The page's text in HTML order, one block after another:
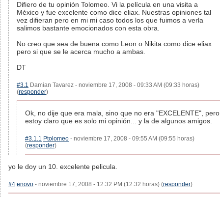
Difiero de tu opinión Tolomeo. Vi la película en una visita a
México y fue excelente como dice eliax. Nuestras opiniones tal
vez difieran pero en mi mi caso todos los que fuimos a verla
salimos bastante emocionados con esta obra.
No creo que sea de buena como Leon o Nikita como dice eliax
pero si que se le acerca mucho a ambas.
DT
#3.1 Damian Tavarez - noviembre 17, 2008 - 09:33 AM (09:33 horas)
(responder)
Ok, no dije que era mala, sino que no era "EXCELENTE", pero
estoy claro que es solo mi opinión... y la de algunos amigos.
#3.1.1 Ptolomeo - noviembre 17, 2008 - 09:55 AM (09:55 horas)
(responder)
yo le doy un 10. excelente pelicula.
#4 enovo - noviembre 17, 2008 - 12:32 PM (12:32 horas) (responder)